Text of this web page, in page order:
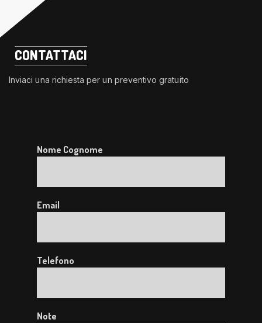
CONTATTACI
Inviaci una richiesta per un preventivo gratuito
Nome Cognome
Email
Telefono
Note